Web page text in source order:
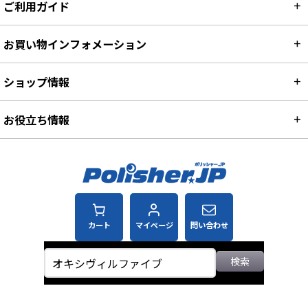
カート マイページ 問い合わせ
検索
ご利用ガイド
お買い物インフォメーション
ショップ情報
お役立ち情報